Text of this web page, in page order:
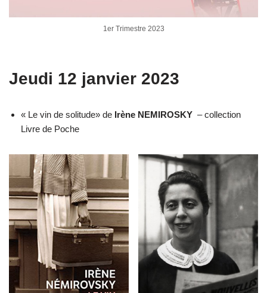
1er Trimestre 2023
Jeudi 12 janvier 2023
« Le vin de solitude» de Irène NEMIROSKY – collection
Livre de Poche